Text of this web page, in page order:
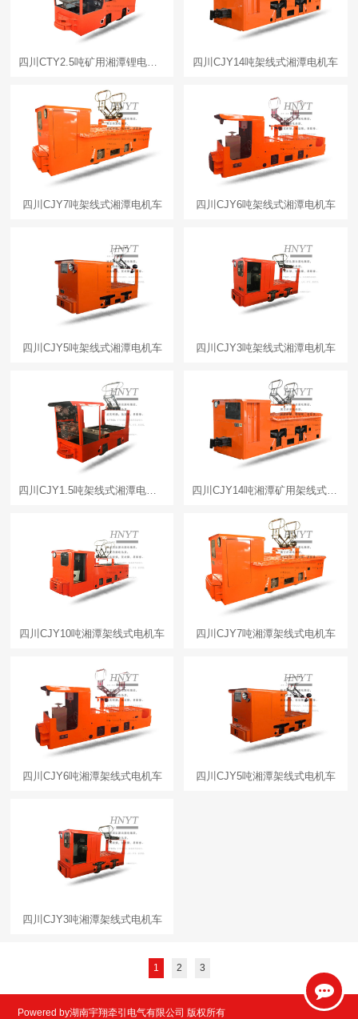
四川CJY14吨架线式湘潭电机车
四川CJY7吨架线式湘潭电机车 四川CJY6吨架线式湘潭电机车
四川CJY5吨架线式湘潭电机车 四川CJY3吨架线式湘潭电机车
四川CJY1.5吨架线式湘潭电机车 四川CJY14吨湘潭矿用架线式电机车
四川CJY10吨湘潭架线式电机车 四川CJY7吨湘潭架线式电机车
四川CJY6吨湘潭架线式电机车 四川CJY5吨湘潭架线式电机车
四川CJY3吨湘潭架线式电机车
1 2 3
Powered by湖南宇翔牵引电气有限公司 版权所有